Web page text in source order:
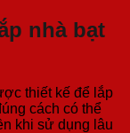
nhà bạt
thiết kế để lắp
cách có thể
khi sử dụng lâu